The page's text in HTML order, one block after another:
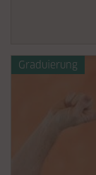
Graduierung